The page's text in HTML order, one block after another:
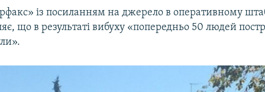
із посиланням на джерело в оперативному
що в результаті вибуху «попередньо 50 людей